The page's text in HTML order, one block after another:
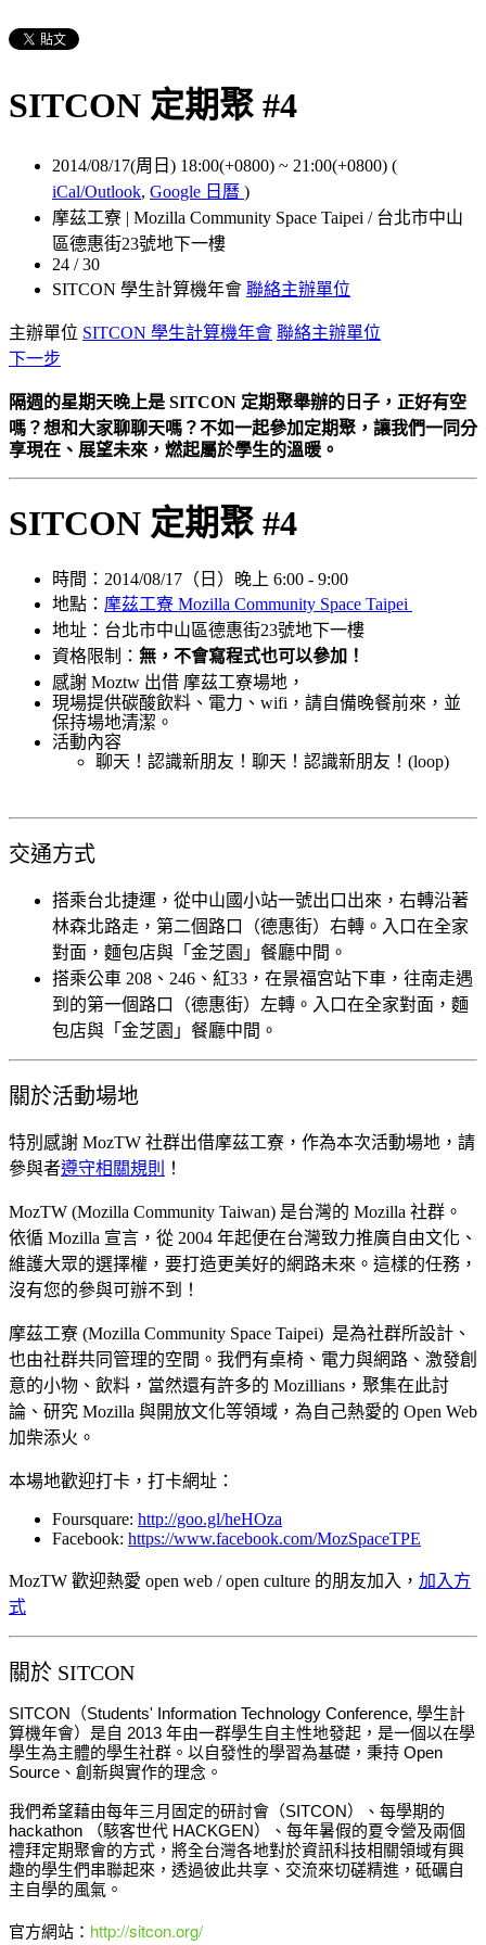
SITCON 定期聚 #4
2014/08/17(周日) 18:00(+0800) ~ 21:00(+0800) (
iCal/Outlook, Google 日曆 )
摩茲工寮 | Mozilla Community Space Taipei / 台北市中山
區德惠街23號地下一樓
24 / 30
SITCON 學生計算機年會 聯絡主辦單位
主辦單位 SITCON 學生計算機年會 聯絡主辦單位
下一步
隔週的星期天晚上是 SITCON 定期聚舉辦的日子，正好有空
嗎？想和大家聊聊天嗎？不如一起參加定期聚，讓我們一同分
享現在、展望未來，燃起屬於學生的溫暖。
SITCON 定期聚 #4
時間：2014/08/17（日）晚上 6:00 - 9:00
地點： 摩茲工寮 Mozilla Community Space Taipei
地址： 台北市中山區德惠街23號地下一樓
資格限制： 無，不會寫程式也可以參加！
感謝 Moztw 出借 摩茲工寮場地，
現場提供碳酸飲料、電力、wifi，請自備晚餐前來，並
保持場地清潔。
活動內容
​聊天！認識新朋友！聊天！認識新朋友！(loop)
交通方式
搭乘台北捷運，從中山國小站一號出口出來，右轉沿著
林森北路走，第二個路口（德惠街）右轉。入口在全家
對面，麵包店與「金芝園」餐廳中間。
搭乘公車 208、246、紅33，在景福宮站下車，往南走遇
到的第一個路口（德惠街）左轉。入口在全家對面，麵
包店與「金芝園」餐廳中間。
關於活動場地
特別感謝 MozTW 社群出借摩茲工寮，作為本次活動場地， 請
參與者遵守相關規則 ！
MozTW (Mozilla Community Taiwan) 是台灣的 Mozilla 社群。
依循 Mozilla 宣言，從 2004 年起便在台灣致力推廣自由文化、
維護大眾的選擇權，要打造更美好的網路未來。這樣的任務，
沒有您的參與可辦不到！
摩茲工寮 (Mozilla Community Space Taipei) 是為社群所設計、
也由社群共同管理的空間。我們有桌椅、電力與網路、激發創
意的小物、飲料，當然還有許多的 Mozillians，聚集在此討
論、研究 Mozilla 與開放文化等領域，為自己熱愛的 Open Web
加柴添火。
本場地歡迎打卡，打卡網址：
Foursquare: http://goo.gl/heHOza
Facebook: https://www.facebook.com/MozSpaceTPE
MozTW 歡迎熱愛 open web / open culture 的朋友加入， 加入方
式
關於 SITCON
SITCON（Students' Information Technology Conference, 學生計
算機年會）是自 2013 年由一群學生自主性地發起，是一個以在學
學生為主體的學生社群。以自發性的學習為基礎，秉持 Open
Source、創新與實作的理念。
我們希望藉由每年三月固定的研討會（SITCON）、每學期的
hackathon （駭客世代 HACKGEN）、每年暑假的夏令營及兩個
禮拜定期聚會的方式，將全台灣各地對於資訊科技相關領域有興
趣的學生們串聯起來，透過彼此共享、交流來切磋精進，砥礪自
主自學的風氣。
官方網站： http://sitcon.org/